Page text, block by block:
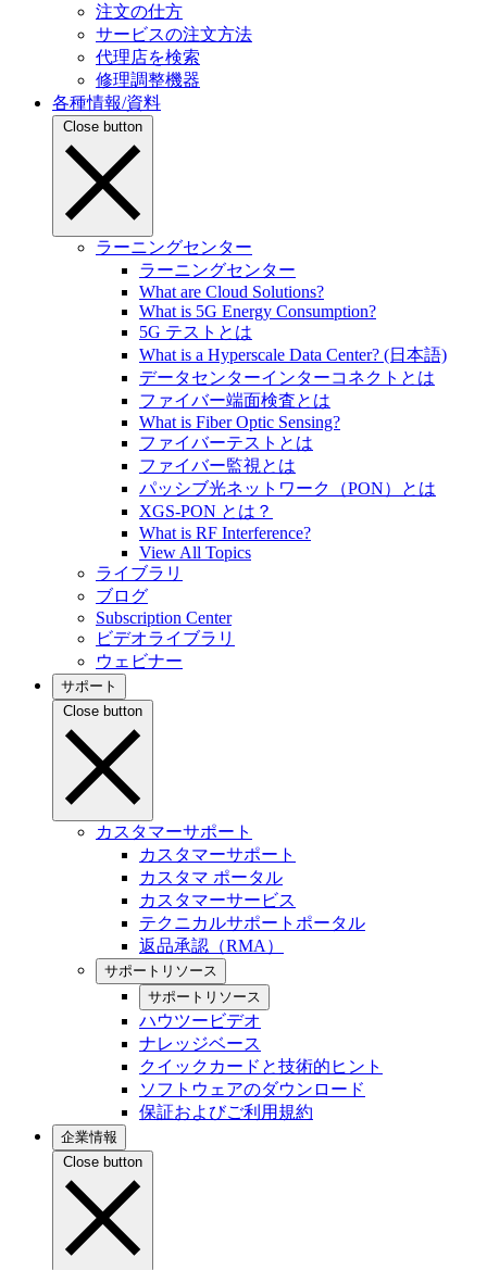
注文の仕方
サービスの注文方法
代理店を検索
修理調整機器
各種情報/資料
Close button
ラーニングセンター
ラーニングセンター
What are Cloud Solutions?
What is 5G Energy Consumption?
5G テストとは
What is a Hyperscale Data Center? (日本語)
データセンターインターコネクトとは
ファイバー端面検査とは
What is Fiber Optic Sensing?
ファイバーテストとは
ファイバー監視とは
パッシブ光ネットワーク（PON）とは
XGS-PON とは？
What is RF Interference?
View All Topics
ライブラリ
ブログ
Subscription Center
ビデオライブラリ
ウェビナー
サポート
Close button
カスタマーサポート
カスタマーサポート
カスタマ ポータル
カスタマーサービス
テクニカルサポートポータル
返品承認（RMA）
サポートリソース
サポートリソース
ハウツービデオ
ナレッジベース
クイックカードと技術的ヒント
ソフトウェアのダウンロード
保証およびご利用規約
企業情報
Close button